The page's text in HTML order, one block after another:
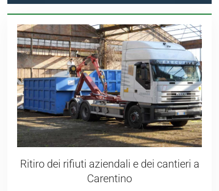
Ritiro dei rifiuti aziendali e dei cantieri a
Carentino